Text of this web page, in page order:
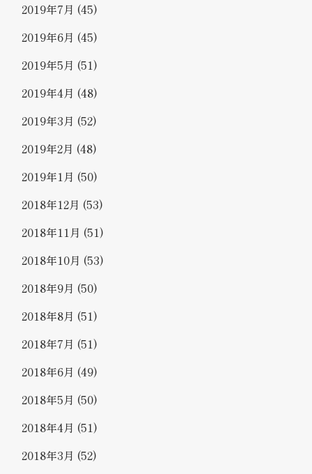
2019年7月 (45)
2019年6月 (45)
2019年5月 (51)
2019年4月 (48)
2019年3月 (52)
2019年2月 (48)
2019年1月 (50)
2018年12月 (53)
2018年11月 (51)
2018年10月 (53)
2018年9月 (50)
2018年8月 (51)
2018年7月 (51)
2018年6月 (49)
2018年5月 (50)
2018年4月 (51)
2018年3月 (52)